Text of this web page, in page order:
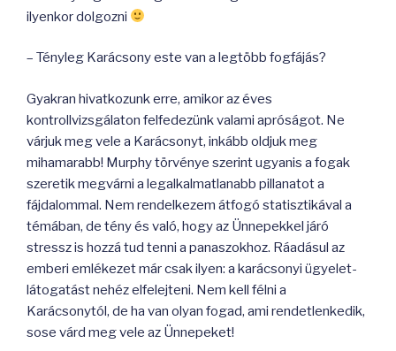
ilyenkor dolgozni
– Tényleg Karácsony este van a legtöbb fogfájás?
Gyakran hivatkozunk erre, amikor az éves
kontrollvizsgálaton felfedezünk valami apróságot. Ne
várjuk meg vele a Karácsonyt, inkább oldjuk meg
mihamarabb! Murphy törvénye szerint ugyanis a fogak
szeretik megvárni a legalkalmatlanabb pillanatot a
fájdalommal. Nem rendelkezem átfogó statisztikával a
témában, de tény és való, hogy az Ünnepekkel járó
stressz is hozzá tud tenni a panaszokhoz. Ráadásul az
emberi emlékezet már csak ilyen: a karácsonyi ügyelet-
látogatást nehéz elfelejteni. Nem kell félni a
Karácsonytól, de ha van olyan fogad, ami rendetlenkedik,
sose várd meg vele az Ünnepeket!